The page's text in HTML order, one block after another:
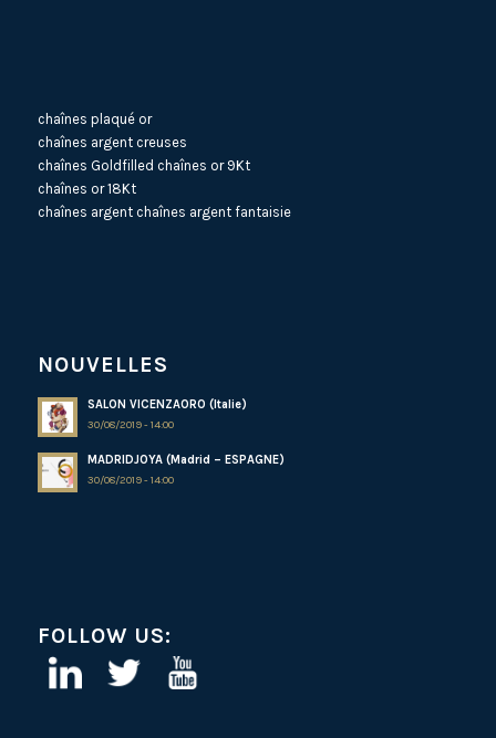
chaînes plaqué or
chaînes argent creuses
chaînes Goldfilled chaînes or 9Kt
chaînes or 18Kt
chaînes argent chaînes argent fantaisie
NOUVELLES
SALON VICENZAORO (Italie)
30/08/2019 - 14:00
MADRIDJOYA (Madrid – ESPAGNE)
30/08/2019 - 14:00
FOLLOW US: